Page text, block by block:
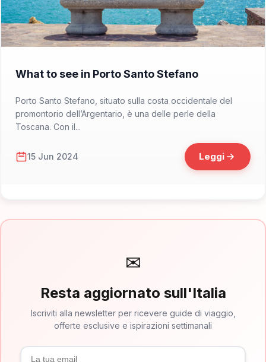
What to see in Porto Santo Stefano
Porto Santo Stefano, situato sulla costa occidentale del
promontorio dell’Argentario, è una delle perle della
Toscana. Con il...
15 Jun 2024 Leggi
✉
Resta aggiornato sull'Italia
Iscriviti alla newsletter per ricevere guide di viaggio,
offerte esclusive e ispirazioni settimanali